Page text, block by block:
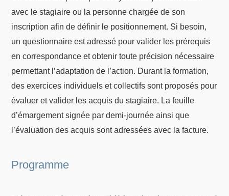
avec le stagiaire ou la personne chargée de son
inscription afin de définir le positionnement. Si besoin,
un questionnaire est adressé pour valider les prérequis
en correspondance et obtenir toute précision nécessaire
permettant l’adaptation de l’action. Durant la formation,
des exercices individuels et collectifs sont proposés pour
évaluer et valider les acquis du stagiaire. La feuille
d’émargement signée par demi-journée ainsi que
l’évaluation des acquis sont adressées avec la facture.
Programme